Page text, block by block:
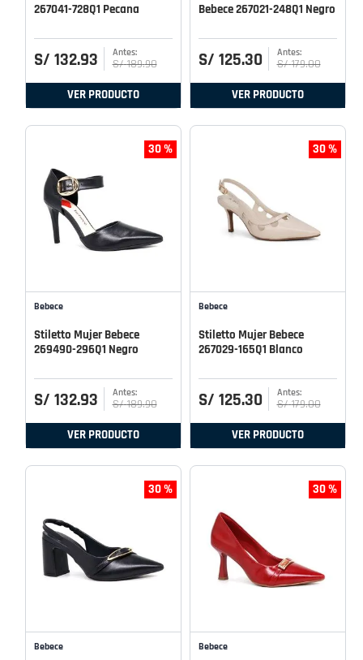
267041-728Q1 Pecana
S/ 132.93 S/ 189.90
VER PRODUCTO
Bebece 267021-248Q1 Negro
S/ 125.30 S/ 179.00
VER PRODUCTO
30 %
Bebece
Stiletto Mujer Bebece
269490-296Q1 Negro
S/ 132.93 S/ 189.90
VER PRODUCTO
30 %
Bebece
Stiletto Mujer Bebece
267029-165Q1 Blanco
S/ 125.30 S/ 179.00
VER PRODUCTO
30 %
Bebece
30 %
Bebece